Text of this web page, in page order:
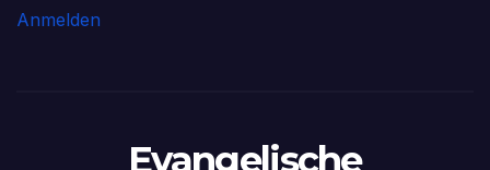
Anmelden
Evangelische